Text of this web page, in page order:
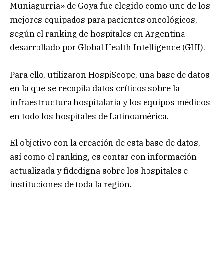
Muniagurria» de Goya fue elegido como uno de los
mejores equipados para pacientes oncológicos,
según el ranking de hospitales en Argentina
desarrollado por Global Health Intelligence (GHI).
Para ello, utilizaron HospiScope, una base de datos
en la que se recopila datos críticos sobre la
infraestructura hospitalaria y los equipos médicos
en todo los hospitales de Latinoamérica.
El objetivo con la creación de esta base de datos,
así como el ranking, es contar con información
actualizada y fidedigna sobre los hospitales e
instituciones de toda la región.